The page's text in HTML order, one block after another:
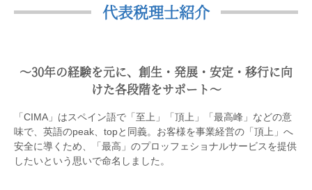
代表税理士紹介
〜30年の経験を元に、創生・発展・安定・移行に向
けた各段階をサポート〜
「CIMA」はスペイン語で「至上」「頂上」「最高峰」などの意
味で、英語のpeak、topと同義。お客様を事業経営の「頂上」へ
安全に導くため、「最高」のプロッフェショナルサービスを提供
したいという思いで命名しました。